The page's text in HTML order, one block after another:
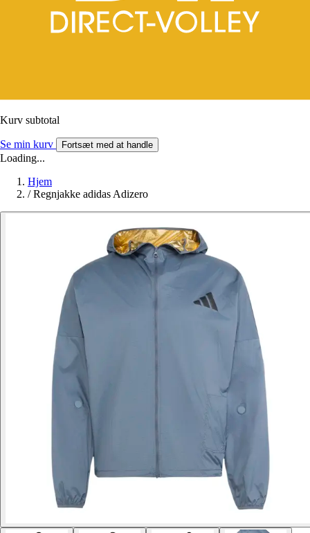
Kurv subtotal
Se min kurv Fortsæt med at handle
Loading...
Hjem
/ Regnjakke adidas Adizero